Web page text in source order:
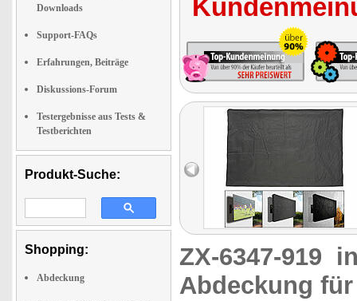
Downloads
Support-FAQs
Erfahrungen, Beiträge
Diskussions-Forum
Testergebnisse aus Tests &
Testberichten
Produkt-Suche:
Shopping:
Abdeckung
ZX-6347-919
Abdeckung